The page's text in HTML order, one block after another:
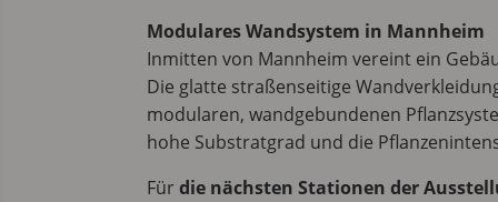
Modulares Wandsystem in Mannheim
Inmitten von Mannheim vereint ein
Die glatte straßenseitige
modularen, wandgebundenen
hohe Substratgrad und die
Fürdie nächsten Stationen der